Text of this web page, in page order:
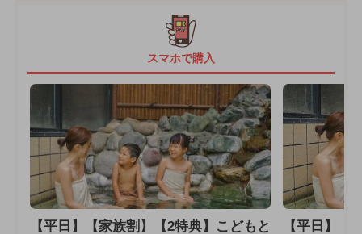
スマホで購入
【平日】【家族割】【2特典】こどもと
【平日】【